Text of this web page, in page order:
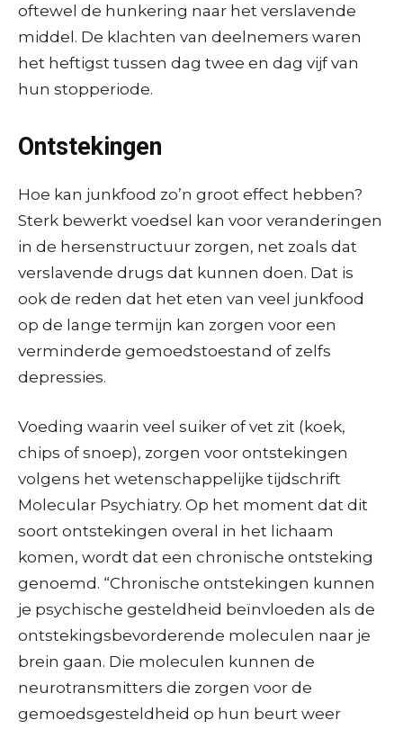
oftewel de hunkering naar het verslavende
middel. De klachten van deelnemers waren
het heftigst tussen dag twee en dag vijf van
hun stopperiode.
Ontstekingen
Hoe kan junkfood zo’n groot effect hebben?
Sterk bewerkt voedsel kan voor veranderingen
in de hersenstructuur zorgen, net zoals dat
verslavende drugs dat kunnen doen. Dat is
ook de reden dat het eten van veel junkfood
op de lange termijn kan zorgen voor een
verminderde gemoedstoestand of zelfs
depressies.
Voeding waarin veel suiker of vet zit (koek,
chips of snoep), zorgen voor ontstekingen
volgens het wetenschappelijke tijdschrift
Molecular Psychiatry. Op het moment dat dit
soort ontstekingen overal in het lichaam
komen, wordt dat een chronische ontsteking
genoemd. “Chronische ontstekingen kunnen
je psychische gesteldheid beïnvloeden als de
ontstekingsbevorderende moleculen naar je
brein gaan. Die moleculen kunnen de
neurotransmitters die zorgen voor de
gemoedsgesteldheid op hun beurt weer